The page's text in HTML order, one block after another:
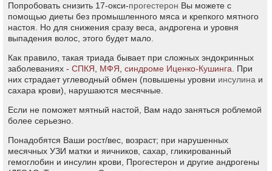
Попробовать снизить 17-окси-прогестерон Вы можете с
помощью диеты без промышленного мяса и крепкого мятного
настоя. Но для снижения сразу веса, андрогена и уровня
выпадения волос, этого будет мало.
Как правило, такая триада бывает при сложных эндокринных
заболеваниях - СПКЯ МФЯ синдроме Иценко-Кушинга . При
них страдает углеводный обмен (повышены уровни инсулина и
сахара крови), нарушаются месячные.
Если не поможет мятный настой, Вам надо заняться роблемой
более серьезно.
Понадобятся Ваши рост/вес, возраст; при нарушенных
месячных УЗИ матки и яичников, сахар, гликированный
гемоглобин и инсулин крови, Прогестерон и другие андрогены